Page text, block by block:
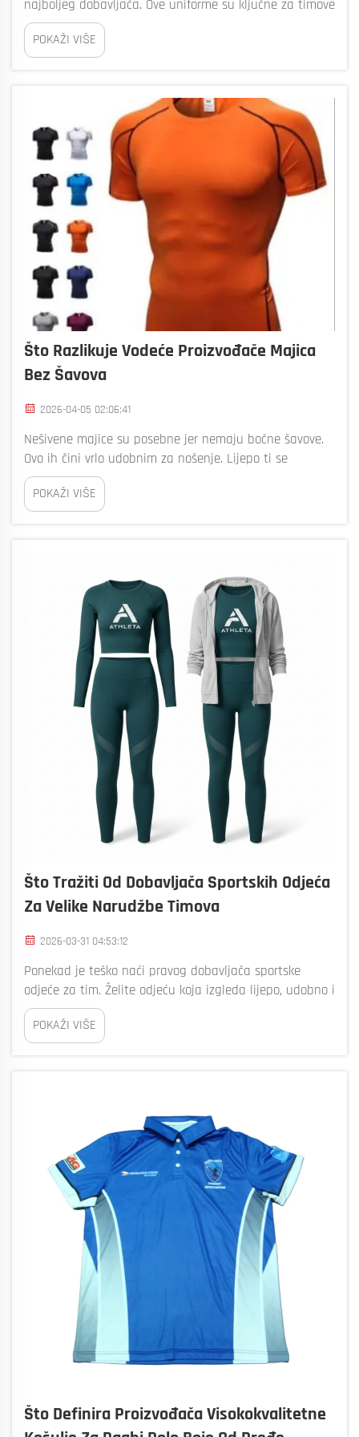
najboljeg dobavljača. Ove uniforme su ključne za timove
jer pokazuju duh i zajedništvo. Čudno, naša tvrtka,
shvaća koliko je važno kvaliteta i poseban dizajn.
Timovi trebaju odjeću koja...
POKAŽI VIŠE
Što Razlikuje Vodeće Proizvođače Majica
Bez Šavova
2026-04-05 02:06:41
Nešivene majice su posebne jer nemaju bočne šavove.
Ovo ih čini vrlo udobnim za nošenje. Lijepo ti se
osjećaju na koži i dobro ti pristaju. Mnogi ljudi vole
majice bez šavova jer izgledaju dobro i lako se kreću. U
odjeći...
POKAŽI VIŠE
Što Tražiti Od Dobavljača Sportskih Odjeća
Za Velike Narudžbe Timova
2026-03-31 04:53:12
Ponekad je teško naći pravog dobavljača sportske
odjeće za tim. Želite odjeću koja izgleda lijepo, udobno i
dugo traje. Posebno za velike narudžbe, morate se
uvjeriti da dobavljač dobiva ono što tim treba. Bizarno
ovdje da pomogne u pronalaženju najboljih izbora.
POKAŽI VIŠE
Što Definira Proizvođača Visokokvalitetne